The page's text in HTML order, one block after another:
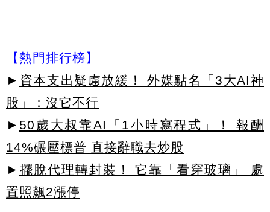
【熱門排行榜】
► 資本支出疑慮放緩！ 外媒點名「3大AI神
股」：沒它不行
► 50歲大叔靠AI「1小時寫程式」！ 報酬
14%碾壓標普 直接辭職去炒股
► 擺脫代理轉封裝！ 它靠「看穿玻璃」 處
置照飆2漲停